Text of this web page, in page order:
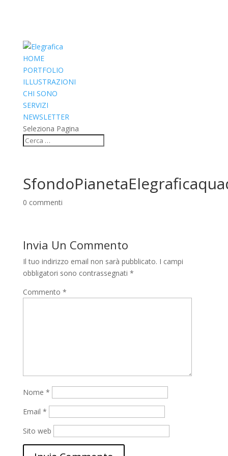
HOME
PORTFOLIO
ILLUSTRAZIONI
CHI SONO
SERVIZI
NEWSLETTER
Seleziona Pagina
0 commenti
Invia Un Commento
Il tuo indirizzo email non sarà pubblicato. I campi
obbligatori sono contrassegnati *
Commento *
Nome *
Email *
Sito web